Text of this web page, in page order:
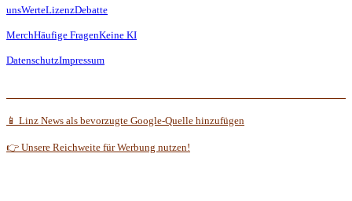
unsWerteLizenzDebatte
MerchHäufige FragenKeine KI
DatenschutzImpressum
📱 Linz News als bevorzugte Google-Quelle hinzufügen
👉 Unsere Reichweite für Werbung nutzen!